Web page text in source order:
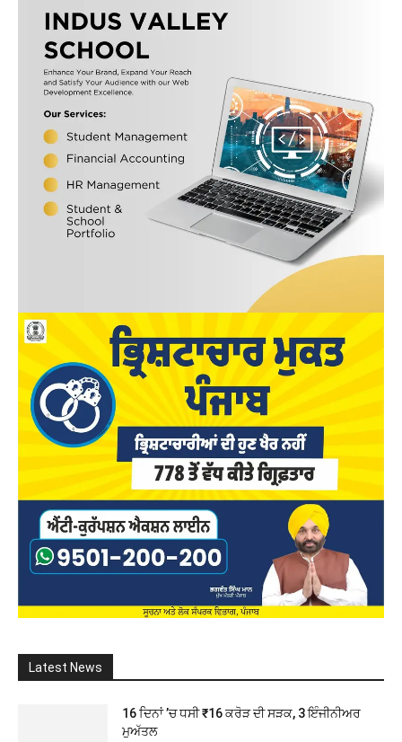
Latest News
16 ਦਿਨਾਂ ’ਚ ਧਸੀ ₹16 ਕਰੋੜ ਦੀ ਸੜਕ, 3 ਇੰਜੀਨੀਅਰ
ਮੁਅੱਤਲ